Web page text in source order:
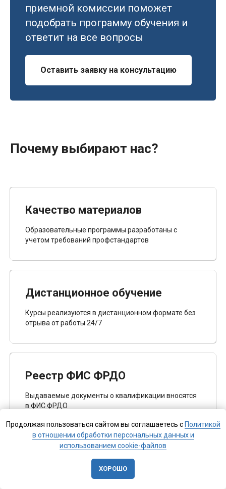
приемной комиссии поможет
подобрать программу обучения и
ответит на все вопросы
Оставить заявку на консультацию
Почему выбирают нас?
Качество материалов
Образовательные программы разработаны с
учетом требований профстандартов
Дистанционное обучение
Курсы реализуются в дистанционном формате без
отрыва от работы 24/7
Реестр ФИС ФРДО
Выдаваемые документы о квалификации вносятся
в ФИС ФРДО
Индивидуальный подход
Индивидуальный график обучения для каждого
Продолжая пользоваться сайтом вы соглашаетесь с Политикой
в отношении обработки персональных данных и
использованием cookie-файлов
ХОРОШО